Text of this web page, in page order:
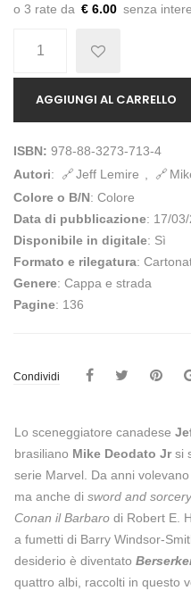
€ 6.00
AGGIUNGI AL CARRELLO
ISBN: 978-88-3273-713-4
Autori: Jeff Lemire ,
Colore o B/N: Colore
Data di pubblicazione: 17/
Disponibile in digitale: Sì
Formato e rilegatura:
Genere: Cappa e strada
Pagine: 136
Condividi
Lo sceneggiatore canadese
brasiliano Mike Deodato Jrsi
serie Marvel. Da anni
ma anche di sword and
Conan il Barbaro di Robert E.
a fumetti di Barry Windsor-
desiderio è diventato
quattro albi, raccolti in questo